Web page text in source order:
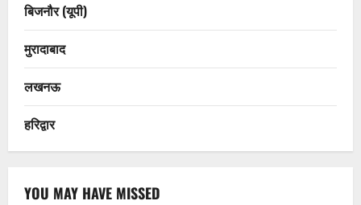
बिजनौर (यूपी)
मुरादाबाद
लखनऊ
हरिद्वार
YOU MAY HAVE MISSED